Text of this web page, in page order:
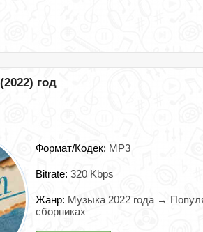
год
Формат/Кодек: MP3
Bitrate: 320 Kbps
Жанр: Музыка 2022 года →
сборниках